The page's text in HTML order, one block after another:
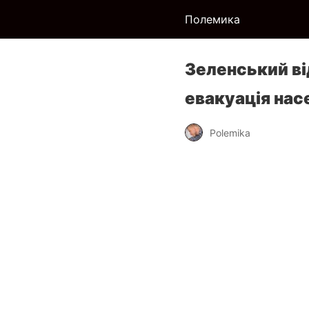
Полемика
Зеленський
евакуація
Polemika